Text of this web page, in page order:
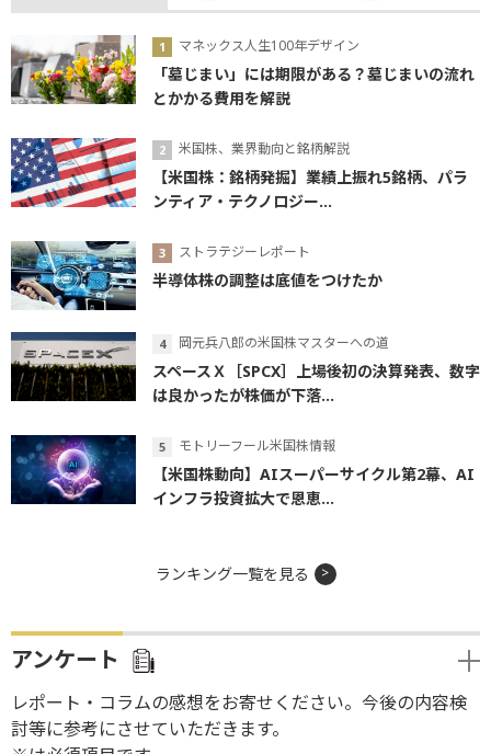
マネックス人生100年デザイン
「墓じまい」には期限がある？墓じまいの流れ
とかかる費用を解説
米国株、業界動向と銘柄解説
【米国株：銘柄発掘】業績上振れ5銘柄、パラ
ンティア・テクノロジー...
ストラテジーレポート
半導体株の調整は底値をつけたか
岡元兵八郎の米国株マスターへの道
スペースＸ［SPCX］上場後初の決算発表、数字
は良かったが株価が下落...
モトリーフール米国株情報
【米国株動向】AIスーパーサイクル第2幕、AI
インフラ投資拡大で恩恵...
ランキング一覧を見る
アンケート
レポート・コラムの感想をお寄せください。今後の内容検
討等に参考にさせていただきます。